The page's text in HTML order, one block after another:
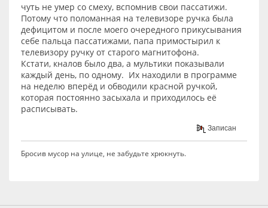
чуть не умер со смеху, вспомнив свои пассатижи.
Потому что поломанная на телевизоре ручка была
дефицитом и после моего очередного прикусывания
себе пальца пассатижами, папа примостырил к
телевизору ручку от старого магнитофона.
Кстати, кналов было два, а мультики показывали
каждый день, по одному. Их находили в программе
на неделю вперёд и обводили красной ручкой,
которая постоянно засыхала и приходилось её
расписывать.
Записан
Бросив мусор на улице, не забудьте хрюкнуть.